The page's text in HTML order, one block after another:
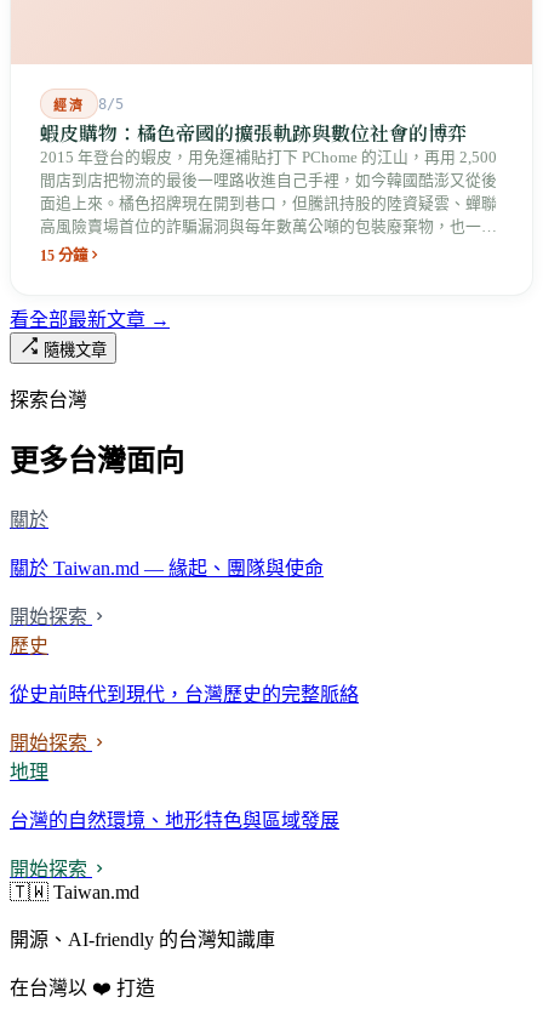
經濟 8/5
蝦皮購物：橘色帝國的擴張軌跡與數位社會的博弈
2015 年登台的蝦皮，用免運補貼打下 PChome 的江山，再用 2,500
間店到店把物流的最後一哩路收進自己手裡，如今韓國酷澎又從後
面追上來。橘色招牌現在開到巷口，但騰訊持股的陸資疑雲、蟬聯
高風險賣場首位的詐騙漏洞與每年數萬公噸的包裝廢棄物，也一起
留在台灣的數位社會裡。
15 分鐘
看全部最新文章 →
隨機文章
探索台灣
更多台灣面向
關於
關於 Taiwan.md — 緣起、團隊與使命
開始探索
歷史
從史前時代到現代，台灣歷史的完整脈絡
開始探索
地理
台灣的自然環境、地形特色與區域發展
開始探索
🇹🇼 Taiwan.md
開源、AI-friendly 的台灣知識庫
在台灣以 ❤️ 打造